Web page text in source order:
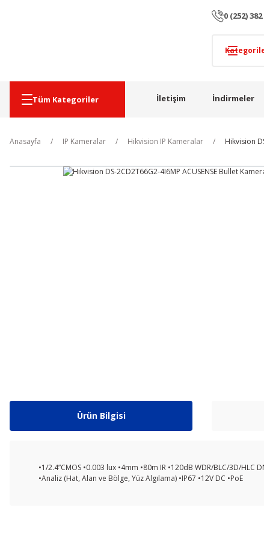
0 (252)
Tüm Kategoriler İletişim İndirmeler
Anasayfa IP Kameralar Hikvision IP Kameralar Hikvision
Ürün Bilgisi
•1/2.4”CMOS •0.003 lux •4mm •80m IR •120dB WDR/BLC/3D/HLC
•Analiz (Hat, Alan ve Bölge, Yüz Algılama) •IP67 •12V DC •PoE